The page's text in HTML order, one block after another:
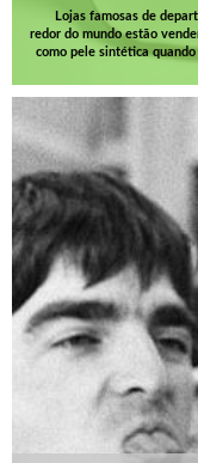
Lojas famosas de
redor do mundo estão
como pele sintética